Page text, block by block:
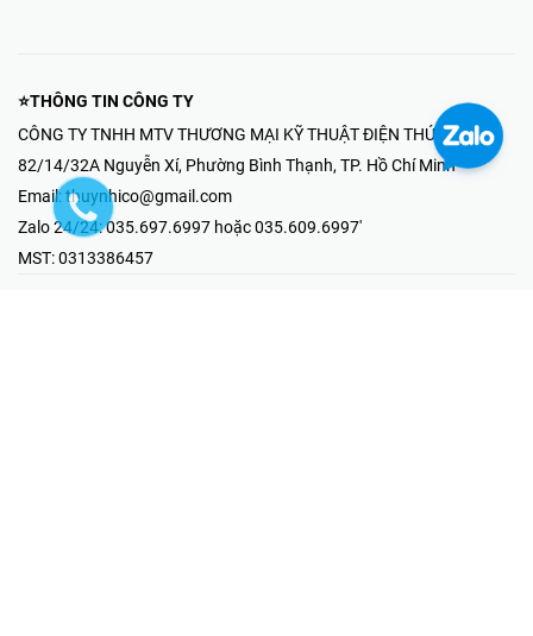
⭐THÔNG TIN CÔNG TY
CÔNG TY TNHH MTV THƯƠNG MẠI KỸ THUẬT ĐIỆN THÚY NHI
82/14/32A Nguyễn Xí, Phường Bình Thạnh, TP. Hồ Chí Minh
Email: thuynhico@gmail.com
Zalo 24/24:035.697.6997 hoặc 035.609.6997'
MST:0313386457